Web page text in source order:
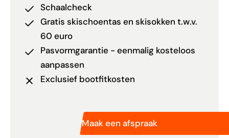
Schaalcheck
Gratis skischoentas en skisokken t.w.v.
60 euro
Pasvormgarantie - eenmalig kosteloos
aanpassen
Exclusief bootfitkosten
Maak een afspraak